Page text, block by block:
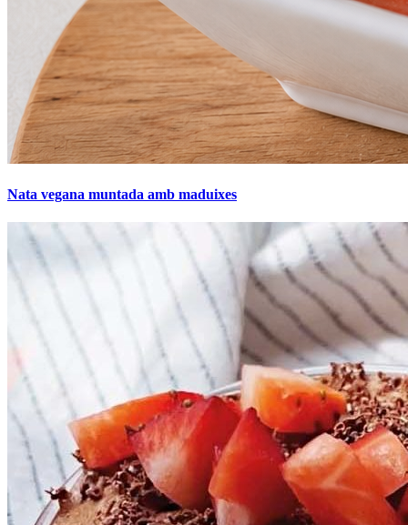
Nata vegana muntada amb maduixes